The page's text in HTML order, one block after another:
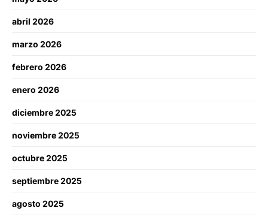
abril 2026
marzo 2026
febrero 2026
enero 2026
diciembre 2025
noviembre 2025
octubre 2025
septiembre 2025
agosto 2025